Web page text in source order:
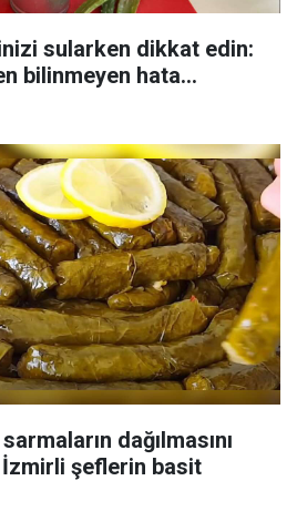
sularken dikkat edin:
bilinmeyen hata...
dağılmasını
şeflerin basit